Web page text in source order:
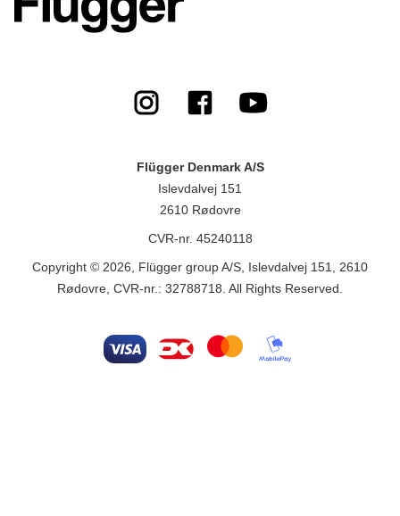
Flügger Denmark A/S
Islevdalvej 151
2610 Rødovre
CVR-nr. 45240118
Copyright © 2026, Flügger group A/S, Islevdalvej 151, 2610
Rødovre, CVR-nr.: 32788718. All Rights Reserved.